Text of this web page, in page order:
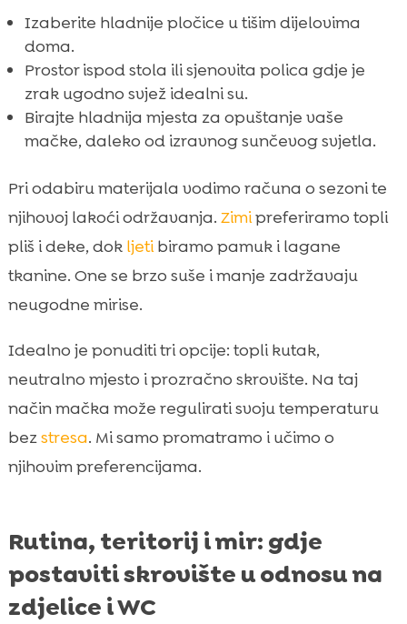
Izaberite hladnije pločice u tišim dijelovima
doma.
Prostor ispod stola ili sjenovita polica gdje je
zrak ugodno svjež idealni su.
Birajte hladnija mjesta za opuštanje vaše
mačke, daleko od izravnog sunčevog svjetla.
Pri odabiru materijala vodimo računa o sezoni te
njihovoj lakoći održavanja. Zimipreferiramo topli
pliš i deke, dok ljetibiramo pamuk i lagane
tkanine. One se brzo suše i manje zadržavaju
neugodne mirise.
Idealno je ponuditi tri opcije: topli kutak,
neutralno mjesto i prozračno skrovište. Na taj
način mačka može regulirati svoju temperaturu
bezstresa. Mi samo promatramo i učimo o
njihovim preferencijama.
Rutina, teritorij i mir: gdje
postaviti skrovište u odnosu na
zdjelice i WC